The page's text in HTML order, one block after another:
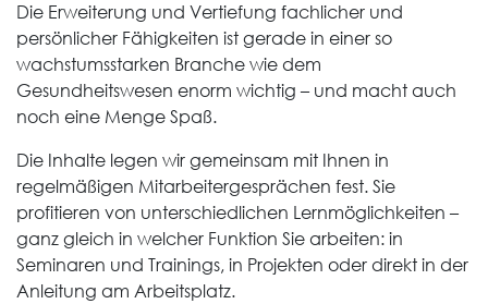
Die Erweiterung und Vertiefung fachlicher und
persönlicher Fähigkeiten ist gerade in einer so
wachstumsstarken Branche wie dem
Gesundheitswesen enorm wichtig – und macht auch
noch eine Menge Spaß.
Die Inhalte legen wir gemeinsam mit Ihnen in
regelmäßigen Mitarbeitergesprächen fest. Sie
profitieren von unterschiedlichen Lernmöglichkeiten –
ganz gleich in welcher Funktion Sie arbeiten: in
Seminaren und Trainings, in Projekten oder direkt in der
Anleitung am Arbeitsplatz.